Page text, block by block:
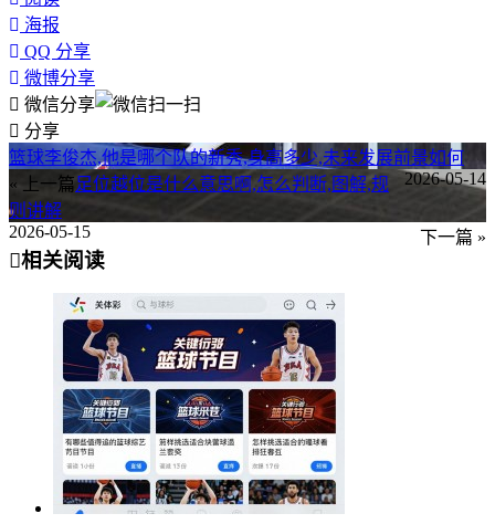
海报
QQ 分享
微博分享
微信分享
分享
篮球李俊杰,他是哪个队的新秀,身高多少,未来发展前景如何
« 上一篇
2026-05-14
足位越位是什么意思啊,怎么判断,图解,规
则讲解
下一篇 »
2026-05-15
相关阅读